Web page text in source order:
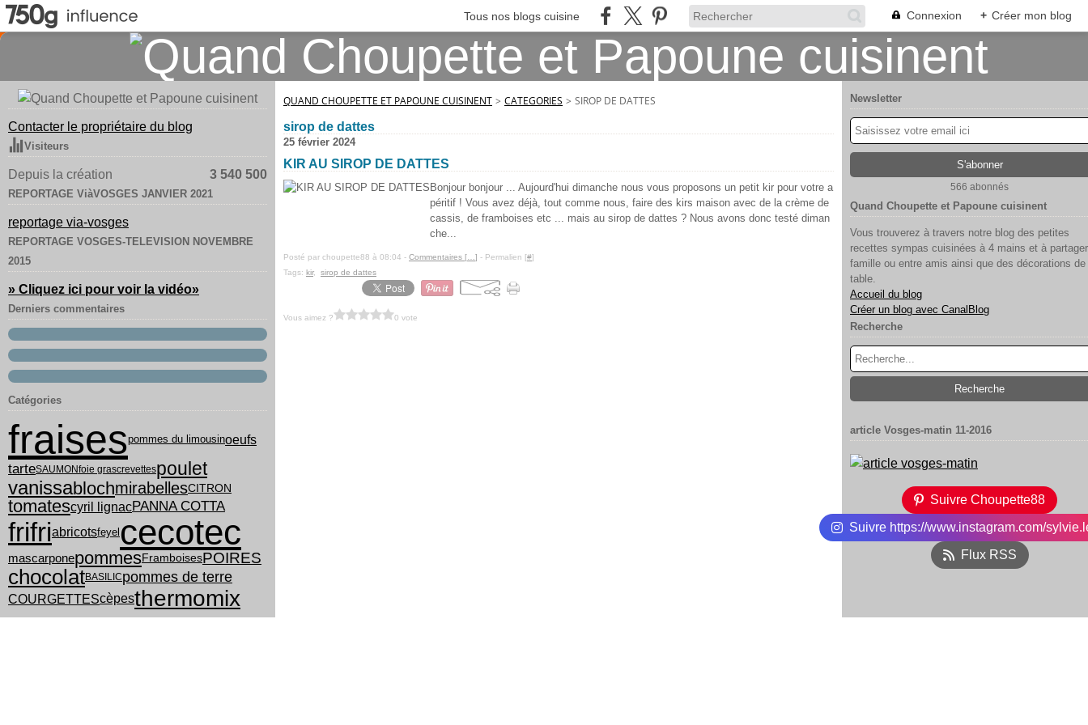
Tous nos blogs cuisine Connexion + Créer mon blog
Contacter le propriétaire du blog
Visiteurs
Depuis la création 3 540 500
REPORTAGE ViàVOSGES JANVIER 2021
reportage via-vosges
REPORTAGE VOSGES-TELEVISION NOVEMBRE
2015
» Cliquez ici pour voir la vidéo»
Derniers commentaires
Catégories
fraisespommes du limousinoeufs
tarteSAUMONfoie grascrevettespoulet
vanissablochmirabellesCITRON
tomatescyril lignacPANNA COTTA
frifriabricotsfeyel cecotec
mascarponepommesFramboisesPOIRES
chocolatBASILICpommes de terre
COURGETTEScèpesthermomix
QUAND CHOUPETTE ET PAPOUNE CUISINENT > CATEGORIES > SIROP DE DATTES
sirop de dattes
25 février 2024
KIR AU SIROP DE DATTES
Bonjour bonjour ... Aujourd'hui dimanche nous vous proposons un petit kir pour votre a
péritif ! Vous avez déjà, tout comme nous, faire des kirs maison avec de la crème de
cassis, de framboises etc ... mais au sirop de dattes ? Nous avons donc testé diman
che...
Posté par choupette88 à 08:04 - Commentaires [ ] - Permalien [#]
Tags: kir, sirop de dattes
Vous aimez ? 0 vote
Newsletter
566 abonnés
Quand Choupette et Papoune cuisinent
Vous trouverez à travers notre blog des petites
recettes sympas cuisinées à 4 mains et à
famille ou entre amis ainsi que des décorations de
table.
Accueil du blog
Créer un blog avec CanalBlog
Recherche
article Vosges-matin 11-2016
Suivre Choupette88
Suivre https://www.instagram.com/
Flux RSS